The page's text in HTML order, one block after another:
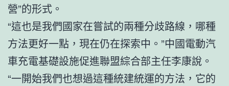
營”的形式。
“這也是我們國家在嘗試的兩種分歧路線，哪種
方法更好一點，現在仍在探索中。”中國電動汽
車充電基礎設施促進聯盟綜合部主任李康說。
“一開始我們也想過這種統建統運的方法，它的